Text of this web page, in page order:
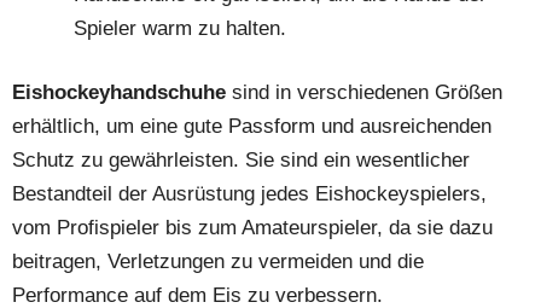
Spieler warm zu halten.
Eishockeyhandschuhe sind in verschiedenen Größen
erhältlich, um eine gute Passform und ausreichenden
Schutz zu gewährleisten. Sie sind ein wesentlicher
Bestandteil der Ausrüstung jedes Eishockeyspielers,
vom Profispieler bis zum Amateurspieler, da sie dazu
beitragen, Verletzungen zu vermeiden und die
Performance auf dem Eis zu verbessern.